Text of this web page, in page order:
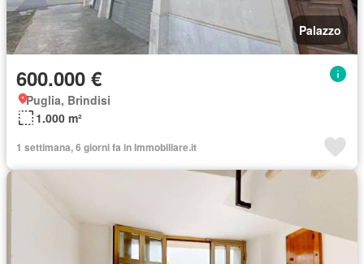
Palazzo
600.000 €
Puglia, Brindisi
1.000 m²
1 settimana, 6 giorni fa in Immobiliare.it